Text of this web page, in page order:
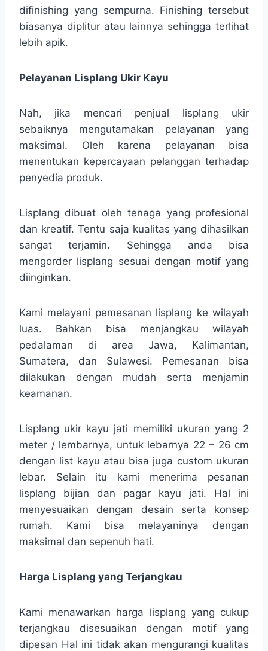
difinishing yang sempurna. Finishing tersebut
biasanya diplitur atau lainnya sehingga terlihat
lebih apik.
Pelayanan Lisplang Ukir Kayu
Nah, jika mencari penjual lisplang ukir
sebaiknya mengutamakan pelayanan yang
maksimal. Oleh karena pelayanan bisa
menentukan kepercayaan pelanggan terhadap
penyedia produk.
Lisplang dibuat oleh tenaga yang profesional
dan kreatif. Tentu saja kualitas yang dihasilkan
sangat terjamin. Sehingga anda bisa
mengorder lisplang sesuai dengan motif yang
diinginkan.
Kami melayani pemesanan lisplang ke wilayah
luas. Bahkan bisa menjangkau wilayah
pedalaman di area Jawa, Kalimantan,
Sumatera, dan Sulawesi. Pemesanan bisa
dilakukan dengan mudah serta menjamin
keamanan.
Lisplang ukir kayu jati memiliki ukuran yang 2
meter / lembarnya, untuk lebarnya 22 – 26 cm
dengan list kayu atau bisa juga custom ukuran
lebar. Selain itu kami menerima pesanan
lisplang bijian dan pagar kayu jati. Hal ini
menyesuaikan dengan desain serta konsep
rumah. Kami bisa melayaninya dengan
maksimal dan sepenuh hati.
Harga Lisplang yang Terjangkau
Kami menawarkan harga lisplang yang cukup
terjangkau disesuaikan dengan motif yang
dipesan Hal ini tidak akan mengurangi kualitas